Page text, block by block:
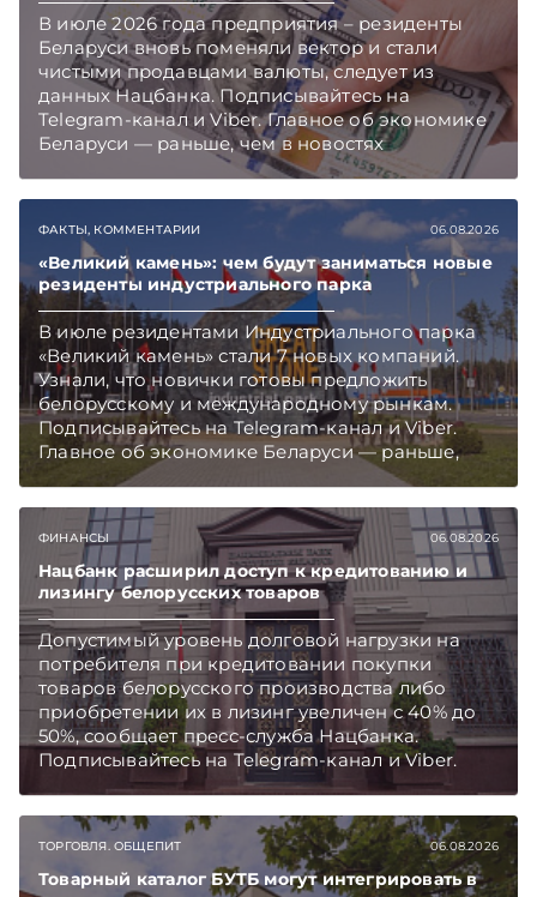
В июле 2026 года предприятия – резиденты
Беларуси вновь поменяли вектор и стали
чистыми продавцами валюты, следует из
данных Нацбанка. Подписывайтесь на
Telegram‑канал и Viber. Главное об экономике
Беларуси — раньше, чем в новостях
ФАКТЫ, КОММЕНТАРИИ 06.08.2026
«Великий камень»: чем будут заниматься новые
резиденты индустриального парка
В июле резидентами Индустриального парка
«Великий камень» стали 7 новых компаний.
Узнали, что новички готовы предложить
белорусскому и международному рынкам.
Подписывайтесь на Telegram‑канал и Viber.
Главное об экономике Беларуси — раньше,
чем в новостях TelegramViber
ФИНАНСЫ 06.08.2026
Нацбанк расширил доступ к кредитованию и
лизингу белорусских товаров
Допустимый уровень долговой нагрузки на
потребителя при кредитовании покупки
товаров белорусского производства либо
приобретении их в лизинг увеличен с 40% до
50%, сообщает пресс-служба Нацбанка.
Подписывайтесь на Telegram‑канал и Viber.
Главное об экономике Беларуси — раньше,
ТОРГОВЛЯ. ОБЩЕПИТ 06.08.2026
Товарный каталог БУТБ могут интегрировать в